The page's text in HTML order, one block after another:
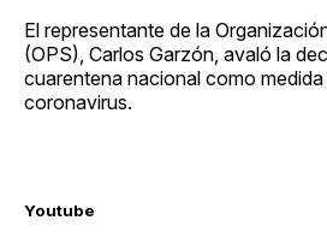
El representante de la
(OPS), Carlos Garzón, avaló la
cuarentena nacional como
coronavirus.
Youtube